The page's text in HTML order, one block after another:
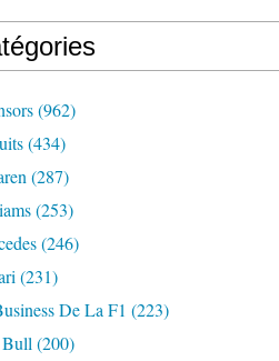
(962)
(434)
(287)
(253)
(246)
(231)
De La F1 (223)
(200)